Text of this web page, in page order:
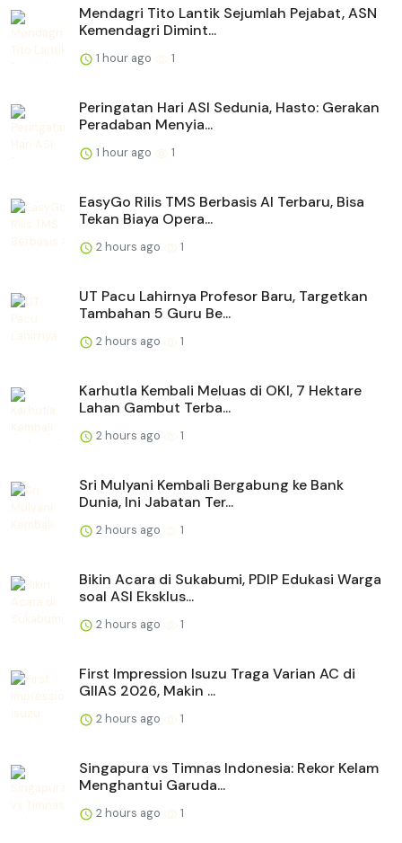
Mendagri Tito Lantik Sejumlah Pejabat, ASN
Kemendagri Dimint...
1 hour ago 1
Peringatan Hari ASI Sedunia, Hasto: Gerakan
Peradaban Menyia...
1 hour ago 1
EasyGo Rilis TMS Berbasis AI Terbaru, Bisa
Tekan Biaya Opera...
2 hours ago 1
UT Pacu Lahirnya Profesor Baru, Targetkan
Tambahan 5 Guru Be...
2 hours ago 1
Karhutla Kembali Meluas di OKI, 7 Hektare
Lahan Gambut Terba...
2 hours ago 1
Sri Mulyani Kembali Bergabung ke Bank
Dunia, Ini Jabatan Ter...
2 hours ago 1
Bikin Acara di Sukabumi, PDIP Edukasi Warga
soal ASI Eksklus...
2 hours ago 1
First Impression Isuzu Traga Varian AC di
GIIAS 2026, Makin ...
2 hours ago 1
Singapura vs Timnas Indonesia: Rekor Kelam
Menghantui Garuda...
2 hours ago 1